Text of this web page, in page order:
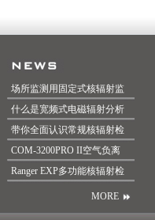
场所监测用固定式核辐射监
什么是宽频式电磁辐射分析
带你全面认识常规核辐射检
COM-3200PRO II空气负离
Ranger EXP多功能核辐射检
MORE